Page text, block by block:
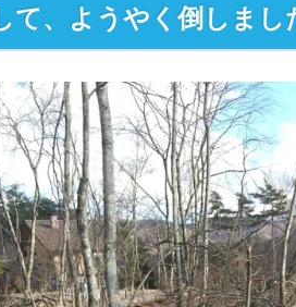
て、ようやく倒しまし